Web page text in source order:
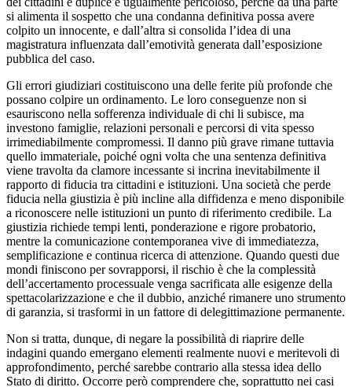
si alimenta il sospetto che una condanna definitiva possa avere
colpito un innocente, e dall’altra si consolida l’idea di una
magistratura influenzata dall’emotività generata dall’esposizione
pubblica del caso.
Gli errori giudiziari costituiscono una delle ferite più profonde che
possano colpire un ordinamento. Le loro conseguenze non si
esauriscono nella sofferenza individuale di chi li subisce, ma
investono famiglie, relazioni personali e percorsi di vita spesso
irrimediabilmente compromessi. Il danno più grave rimane tuttavia
quello immateriale, poiché ogni volta che una sentenza definitiva
viene travolta da clamore incessante si incrina inevitabilmente il
rapporto di fiducia tra cittadini e istituzioni. Una società che perde
fiducia nella giustizia è più incline alla diffidenza e meno disponibile
a riconoscere nelle istituzioni un punto di riferimento credibile. La
giustizia richiede tempi lenti, ponderazione e rigore probatorio,
mentre la comunicazione contemporanea vive di immediatezza,
semplificazione e continua ricerca di attenzione. Quando questi due
mondi finiscono per sovrapporsi, il rischio è che la complessità
dell’accertamento processuale venga sacrificata alle esigenze della
spettacolarizzazione e che il dubbio, anziché rimanere uno strumento
di garanzia, si trasformi in un fattore di delegittimazione permanente.
Non si tratta, dunque, di negare la possibilità di riaprire delle
indagini quando emergano elementi realmente nuovi e meritevoli di
approfondimento, perché sarebbe contrario alla stessa idea dello
Stato di diritto. Occorre però comprendere che, soprattutto nei casi